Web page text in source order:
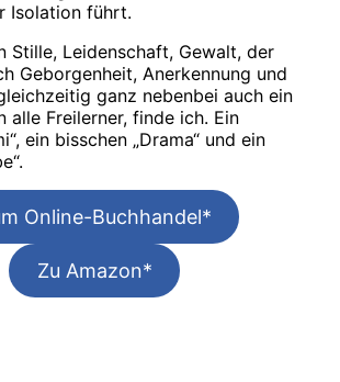
Isolation führt.
Stille, Leidenschaft, Gewalt, der
Geborgenheit, Anerkennung und
ganz nebenbei auch ein
alle Freilerner, finde ich. Ein
ein bisschen „Drama“ und ein
Online-Buchhandel*
Zu Amazon*